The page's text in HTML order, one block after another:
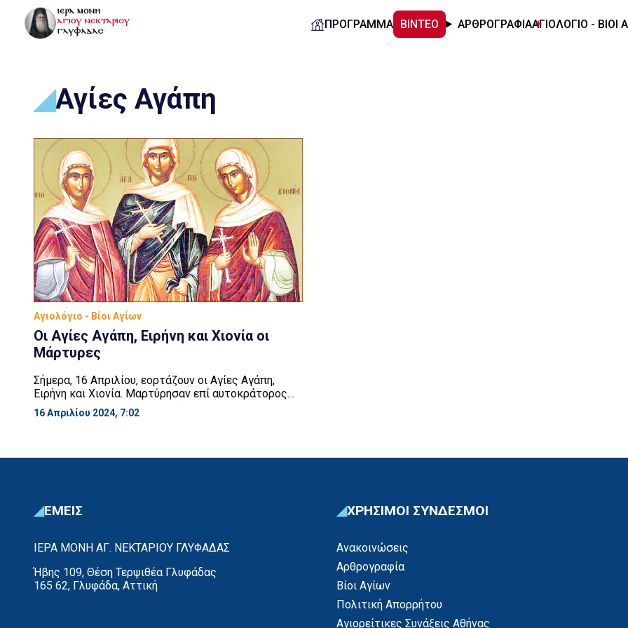
ΠΡΟΓΡΑΜΜΑ ΒΙΝΤΕΟ ΑΡΘΡΟΓΡΑΦΙΑΑΓΙΟΛΟΓΙΟ - ΒΙΟΙ
Αγίες Αγάπη
Αγιολόγιο - Βίοι Αγίων
Οι Αγίες Αγάπη, Ειρήνη και Χιονία οι
Μάρτυρες
Σήμερα, 16 Απριλίου, εορτάζουν οι Αγίες Αγάπη,
Ειρήνη και Χιονία. Μαρτύρησαν επί αυτοκράτορος
Διοκλητιανού (284 – 305 μ.Χ.) στη Θεσσαλονίκη, το
έτος 304 μ.Χ. Στο Συναξάρι μαρτυρείται ότι οι τρεις
αμέσως μετά την έναρξη του διωγμού σε υψηλό
16 Απριλίου 2024, 7:02
ΕΜΕΙΣ
ΙΕΡΑ ΜΟΝΗ ΑΓ. ΝΕΚΤΑΡΙΟΥ ΓΛΥΦΑΔΑΣ
Ήβης 109, Θέση Τερψιθέα Γλυφάδας
165 62, Γλυφάδα, Αττική
ΧΡΗΣΙΜΟΙ ΣΥΝΔΕΣΜΟΙ
Ανακοινώσεις
Αρθρογραφία
Βίοι Αγίων
Πολιτική Απορρήτου
Αγιορείτικες Συνάξεις Αθήνας